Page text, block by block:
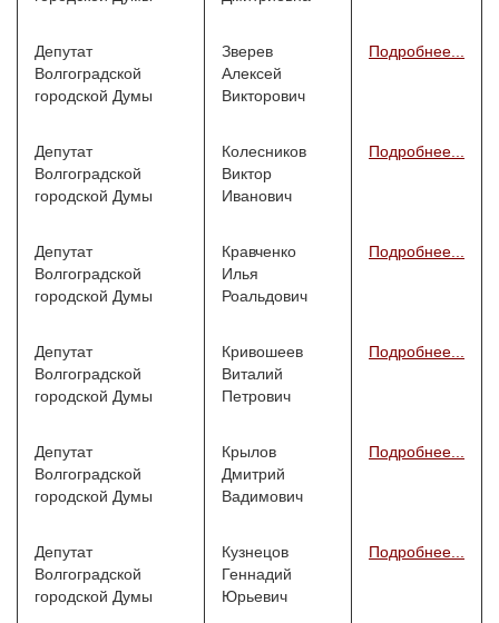
Депутат
Волгоградской
городской Думы
Зверев
Алексей
Викторович
Подробнее...
Депутат
Волгоградской
городской Думы
Колесников
Виктор
Иванович
Подробнее...
Депутат
Волгоградской
городской Думы
Кравченко
Илья
Роальдович
Подробнее...
Депутат
Волгоградской
городской Думы
Кривошеев
Виталий
Петрович
Подробнее...
Депутат
Волгоградской
городской Думы
Крылов
Дмитрий
Вадимович
Подробнее...
Депутат
Волгоградской
городской Думы
Кузнецов
Геннадий
Юрьевич
Подробнее...